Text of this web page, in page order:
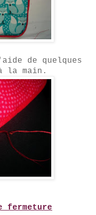
aide de quelques
la main.
fermeture